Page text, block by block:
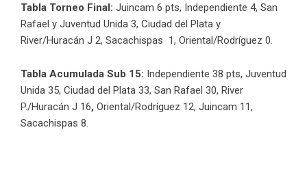
Tabla Torneo Final: Juincam 6 pts, Independiente 4, San
Rafael y Juventud Unida 3, Ciudad del Plata y
River/Huracán J 2, Sacachispas 1, Oriental/Rodríguez 0.
Tabla Acumulada Sub 15: Independiente 38 pts, Juventud
Unida 35, Ciudad del Plata 33, San Rafael 30, River
P./Huracán J 16, Oriental/Rodríguez 12, Juincam 11,
Sacachispas 8.